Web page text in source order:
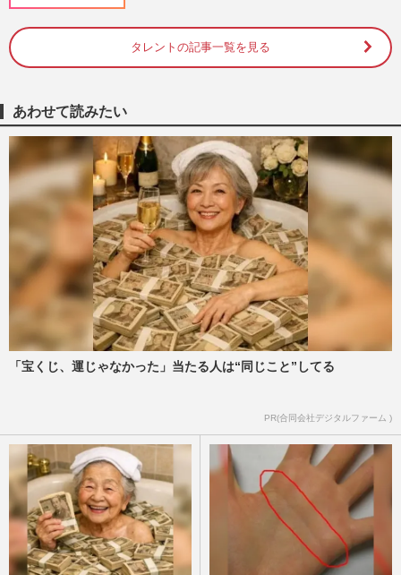
玉川徹氏vs常見陽平教授『羽鳥慎一モーニ
ングショー』で大激論、若者の働き方めぐ
週刊女性PRIME
『羽鳥慎一モーニングショー』で「ユダヤ
人」発言が炎上の玉川徹氏、過去には「電
通」発言で懲戒処分もテレ…
週刊女性PRIME 2026/4/20
《「政治を語ってほしくないコメンテータ
ー」ランキング》不倫・炎上議員、弁護士
らを抑えた“暴言失言”だ…
週刊女性PRIME
「ミヤネ屋」ついに今秋終了へ！ 宮根誠
2026/2/10
タレントの記事一覧を見る
あわせて読みたい
「宝くじ、運じゃなかった」当たる人は“同じこと”してる
PR(合同会社デジタルファーム )